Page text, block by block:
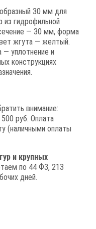
30 мм для
гидрофильной
— 30 мм, форма
жгута — желтый.
— уплотнение и
конструкциях
внимание:
руб. Оплата
(наличными оплаты
и крупных
по 44 ФЗ, 213
дней.